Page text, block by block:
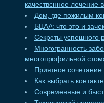
качественное лечение
Дом, где пожилым
БЦАА: что это и
Секреты успешного
Многогранность
многопрофильной
Приятное
Как выбрать
Современные и